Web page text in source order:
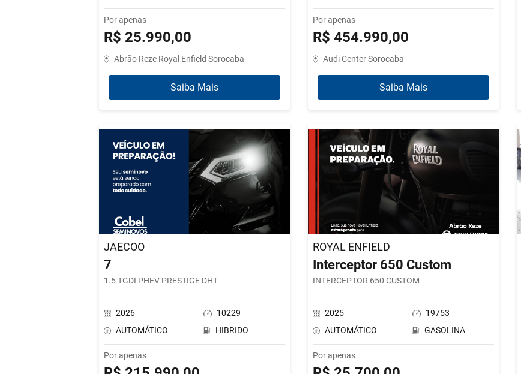
Por apenas
R$ 25.990,00
Abrão Reze Royal Enfield Sorocaba
Saiba Mais
Por apenas
R$ 454.990,00
Audi Center Sorocaba
Saiba Mais
JAECOO
7
1.5 TGDI PHEV PRESTIGE DHT
2026
10229
AUTOMÁTICO
HIBRIDO
Por apenas
ROYAL ENFIELD
Interceptor 650 Custom
INTERCEPTOR 650 CUSTOM
2025
19753
AUTOMÁTICO
GASOLINA
Por apenas